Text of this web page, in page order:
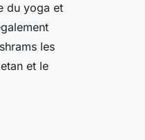
du yoga et
les
et le